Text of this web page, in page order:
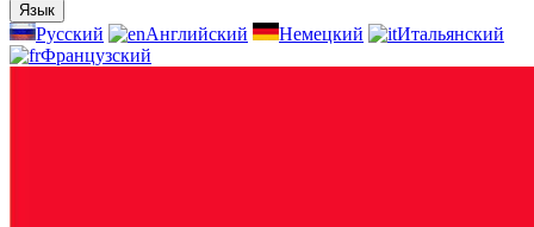
Язык
Русский Английский Немецкий
Итальянский
Французский